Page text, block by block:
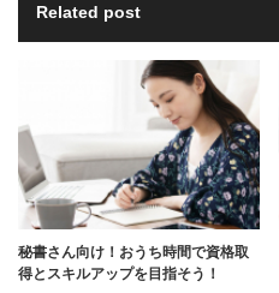
Related post
秘書さん向け！おうち時間で資格取
得とスキルアップを目指そう！